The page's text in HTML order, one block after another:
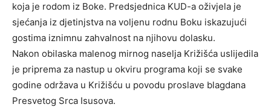
koja je rodom iz Boke. Predsjednica KUD-a oživjela je
sjećanja iz djetinjstva na voljenu rodnu Boku iskazujući
gostima iznimnu zahvalnost na njihovu dolasku.
Nakon obilaska malenog mirnog naselja Križišća uslijedila
je priprema za nastup u okviru programa koji se svake
godine održava u Križišću u povodu proslave blagdana
Presvetog Srca Isusova.